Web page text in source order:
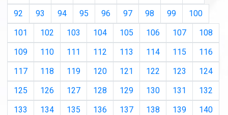
92
93 94 95 96 97 98 99
100
101
102 103 104 105 106 107
108
109
110 111 112 113 114 115
116
117
118 119 120 121 122 123
124
125
126 127 128 129 130 131
132
133
134 135 136 137 138 139
140